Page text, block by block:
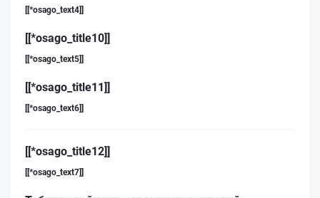
[[*osago_text4]]
[[*osago_title10]]
[[*osago_text5]]
[[*osago_title11]]
[[*osago_text6]]
[[*osago_title12]]
[[*osago_text7]]